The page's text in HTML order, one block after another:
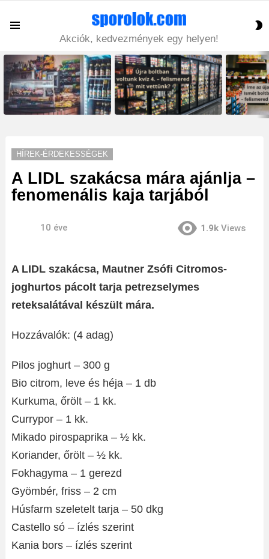
Akciók, kedvezmények egy helyen!
LATEST
STORIES
HÍREK-ÉRDEKESSÉGEK
A LIDL szakácsa mára ajánlja –
fenomenális kaja tarjából
10 éve 1.9k Views
A LIDL szakácsa, Mautner Zsófi Citromos-
joghurtos pácolt tarja petrezselymes
reteksalátával készült mára.
Hozzávalók: (4 adag)
Pilos joghurt – 300 g
Bio citrom, leve és héja – 1 db
Kurkuma, őrölt – 1 kk.
Currypor – 1 kk.
Mikado pirospaprika – ½ kk.
Koriander, őrölt – ½ kk.
Fokhagyma – 1 gerezd
Gyömbér, friss – 2 cm
Húsfarm szeletelt tarja – 50 dkg
Castello só – ízlés szerint
Kania bors – ízlés szerint